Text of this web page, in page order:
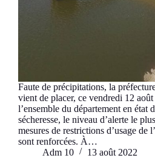
Faute de précipitations, la
vient de placer, ce vendredi 12
l’ensemble du département en état
sécheresse, le niveau d’alerte le
mesures de restrictions d’usage de
sont renforcées. À…
Adm 10
13 août 2022